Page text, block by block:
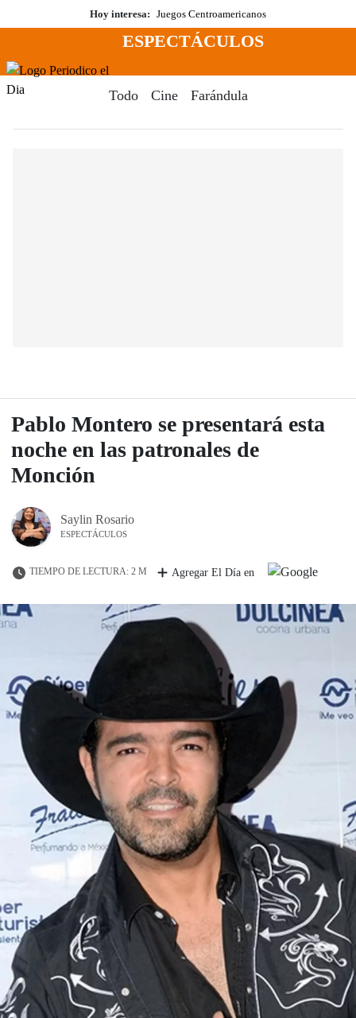
al
Hoy interesa: Juegos Centroamericanos
Menú
ESPECTÁCULOS
Todo Cine Farándula
Pablo Montero se presentará esta
noche en las patronales de
Monción
Saylin Rosario
ESPECTÁCULOS
TIEMPO DE LECTURA: 2 M Agregar El Día en